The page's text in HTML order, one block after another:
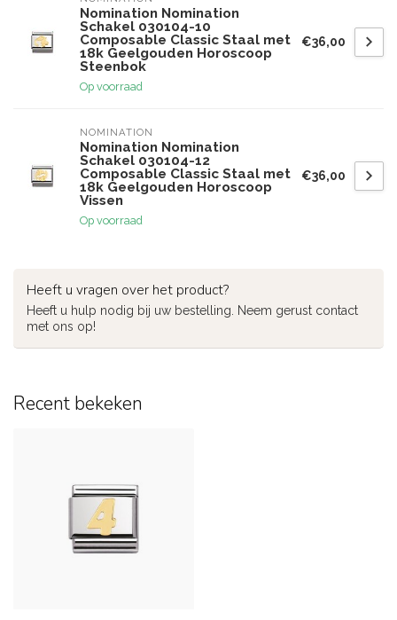
Nomination Nomination
Schakel 030104-10
Composable Classic Staal met
18k Geelgouden Horoscoop
Steenbok
Op voorraad
€36,00
NOMINATION
Nomination Nomination
Schakel 030104-12
Composable Classic Staal met
18k Geelgouden Horoscoop
Vissen
Op voorraad
€36,00
Heeft u vragen over het product?
Heeft u hulp nodig bij uw bestelling. Neem gerust contact
met ons op!
Recent bekeken